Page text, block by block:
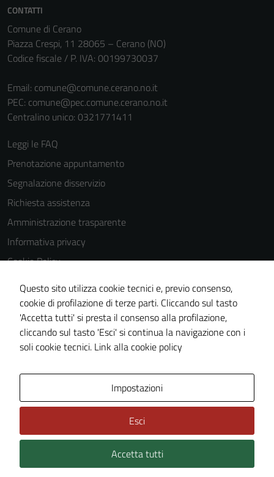
CONTATTI
Comune di Cerano
Piazza Crespi, 11 28065 – Cerano (NO)
Codice fiscale / P. IVA: 00199730037
Email: comune@comune.cerano.no.it
PEC: comune@pec.comune.cerano.no.it
Centralino unico: 0321771411
Leggi le FAQ
Prenotazione appuntamento
Segnalazione disservizio
Richiesta assistenza
Amministrazione trasparente
Informativa privacy
Cookie Policy
Note legali
Dichiarazione di accessibilità
Piano di miglioramento del sito
Meccanismo di feedback
Technical Design s.r.l.
Questo sito utilizza cookie tecnici e, previo consenso,
cookie di profilazione di terze parti. Cliccando sul tasto
'Accetta tutti' si presta il consenso alla profilazione,
cliccando sul tasto 'Esci' si continua la navigazione con i
soli cookie tecnici. Link alla cookie policy
Impostazioni
Esci
Accetta tutti
Tecnici
Questi cookie
sono necessari
per il
possono
essere